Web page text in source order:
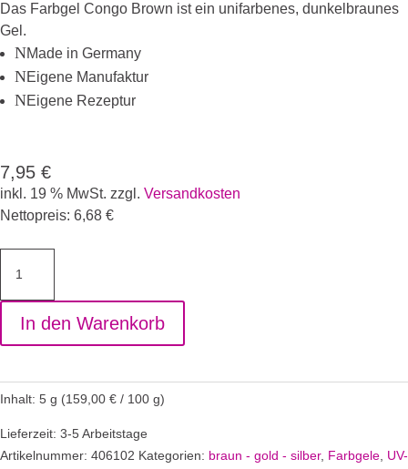
Das Farbgel Congo Brown ist ein unifarbenes, dunkelbraunes
Gel.
NMade in Germany
NEigene Manufaktur
NEigene Rezeptur
7,95 €
inkl. 19 % MwSt. zzgl. Versandkosten
Nettopreis: 6,68 €
Congo
Brown
MengeIn den Warenkorb
Inhalt: 5 g (159,00 € / 100 g)
Lieferzeit: 3-5 Arbeitstage
Artikelnummer: 406102 Kategorien: braun - gold - silber, Farbgele UV-